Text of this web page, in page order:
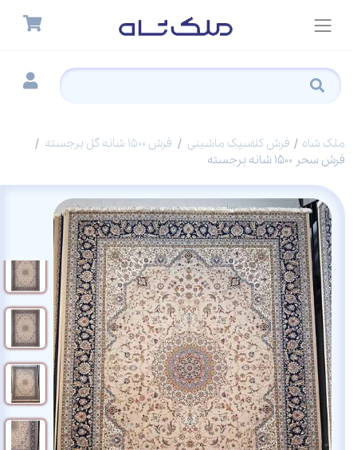
ملک شاه فرش کلاسیک ماشینی
فرش 1500 شانه گل برجسته
فرش سحر 1500 شانه برجسته